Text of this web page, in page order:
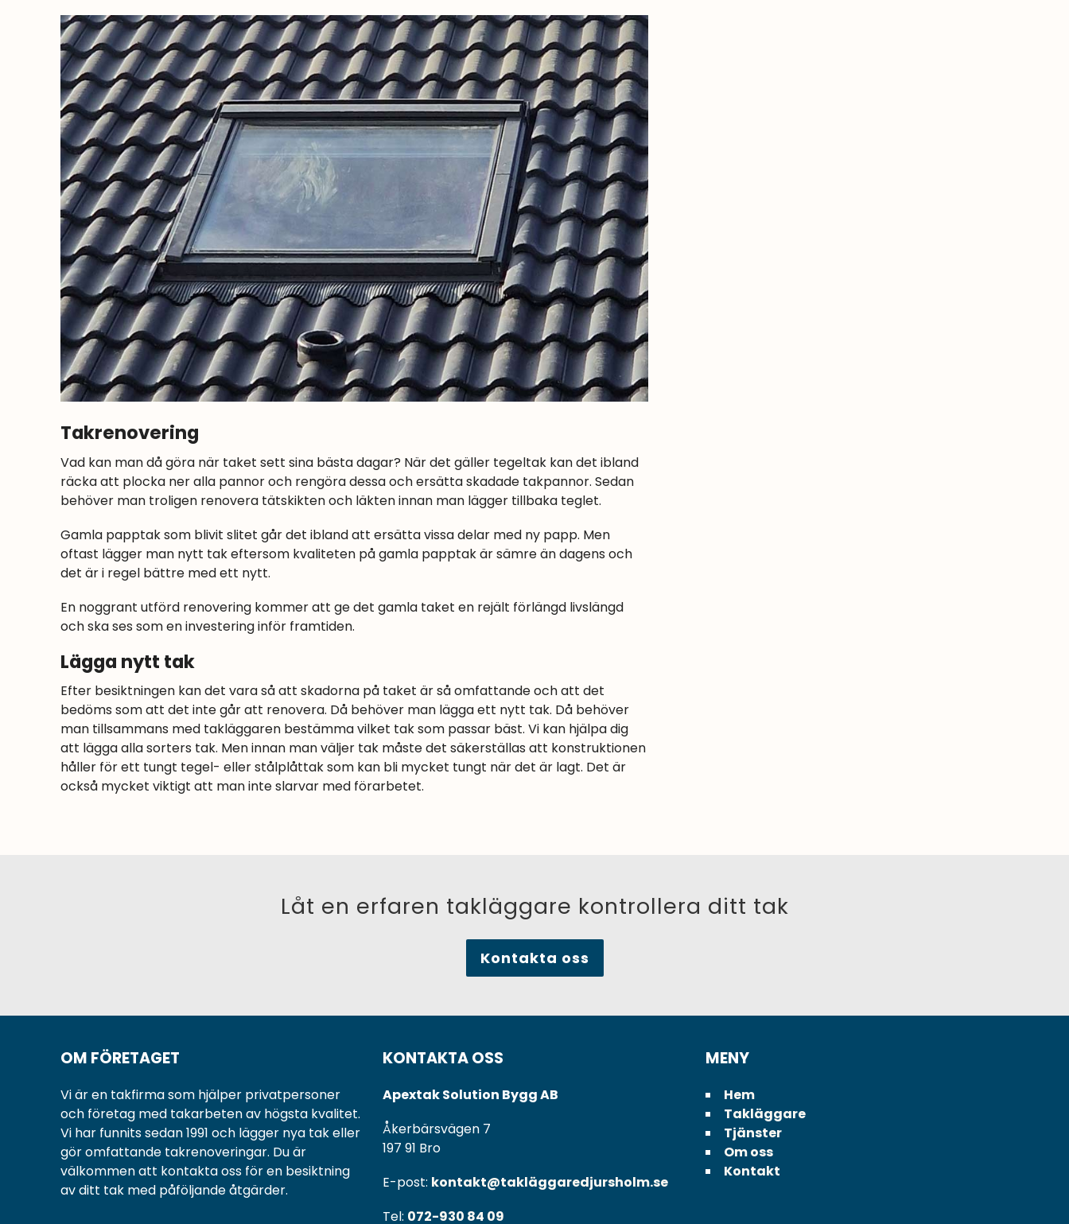
Takrenovering
Vad kan man då göra när taket sett sina bästa dagar? När det gäller tegeltak kan det ibland
räcka att plocka ner alla pannor och rengöra dessa och ersätta skadade takpannor. Sedan
behöver man troligen renovera tätskikten och läkten innan man lägger tillbaka teglet.
Gamla papptak som blivit slitet går det ibland att ersätta vissa delar med ny papp. Men
oftast lägger man nytt tak eftersom kvaliteten på gamla papptak är sämre än dagens och
det är i regel bättre med ett nytt.
En noggrant utförd renovering kommer att ge det gamla taket en rejält förlängd livslängd
och ska ses som en investering inför framtiden.
Lägga nytt tak
Efter besiktningen kan det vara så att skadorna på taket är så omfattande och att det
bedöms som att det inte går att renovera. Då behöver man lägga ett nytt tak. Då behöver
man tillsammans med takläggaren bestämma vilket tak som passar bäst. Vi kan hjälpa dig
att lägga alla sorters tak. Men innan man väljer tak måste det säkerställas att konstruktionen
håller för ett tungt tegel- eller stålplåttak som kan bli mycket tungt när det är lagt. Det är
också mycket viktigt att man inte slarvar med förarbetet.
Låt en erfaren takläggare kontrollera ditt tak
Kontakta oss
OM FÖRETAGET
Vi är en takfirma som hjälper privatpersoner
och företag med takarbeten av högsta kvalitet.
Vi har funnits sedan 1991 och lägger nya tak eller
gör omfattande takrenoveringar. Du är
välkommen att kontakta oss för en besiktning
av ditt tak med påföljande åtgärder.
KONTAKTA OSS
Apextak Solution Bygg AB
Åkerbärsvägen 7
197 91 Bro
E-post: kontakt@takläggaredjursholm.se
Tel: 072-930 84 09
MENY
Hem
Takläggare
Tjänster
Om oss
Kontakt